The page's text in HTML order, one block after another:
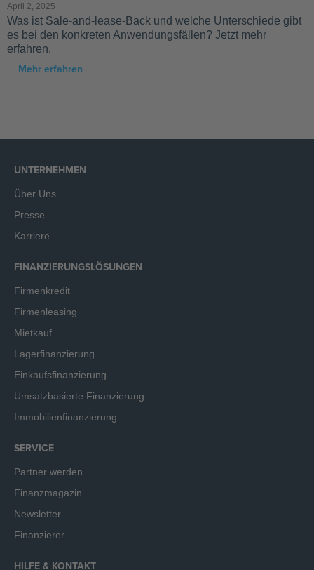
April 2, 2025
Was ist Sale-and-lease-Back und welche Unterschiede gibt
es bei den konkreten Anwendungsfällen? Jetzt mehr
erfahren.
Mehr erfahren
UNTERNEHMEN
Über Uns
Presse
Karriere
FINANZIERUNGSLÖSUNGEN
Firmenkredit
Firmenleasing
Mietkauf
Lagerfinanzierung
Einkaufsfinanzierung
Umsatzbasierte Finanzierung
Immobilienfinanzierung
SERVICE
Partner werden
Finanzmagazin
Newsletter
Finanzierer
HILFE & KONTAKT